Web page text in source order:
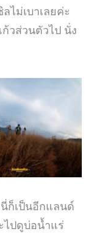
ไม่เบาเลยค่ะ
วส่วนตัวไป นั่ง
นี่ก็เป็นอีกแลนด์
ไปดูบ่อน้ำแร่